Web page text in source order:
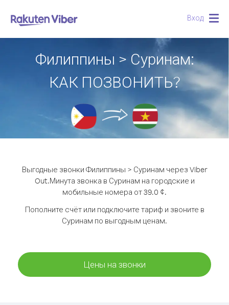
Вход
Филиппины > Суринам:
КАК ПОЗВОНИТЬ?
Выгодные звонки Филиппины > Суринам через Viber
Out.Минута звонка в Суринам на городские и
мобильные номера от 39.0 ¢.
Пополните счёт или подключите тариф и звоните в
Суринам по выгодным ценам.
Цены на звонки